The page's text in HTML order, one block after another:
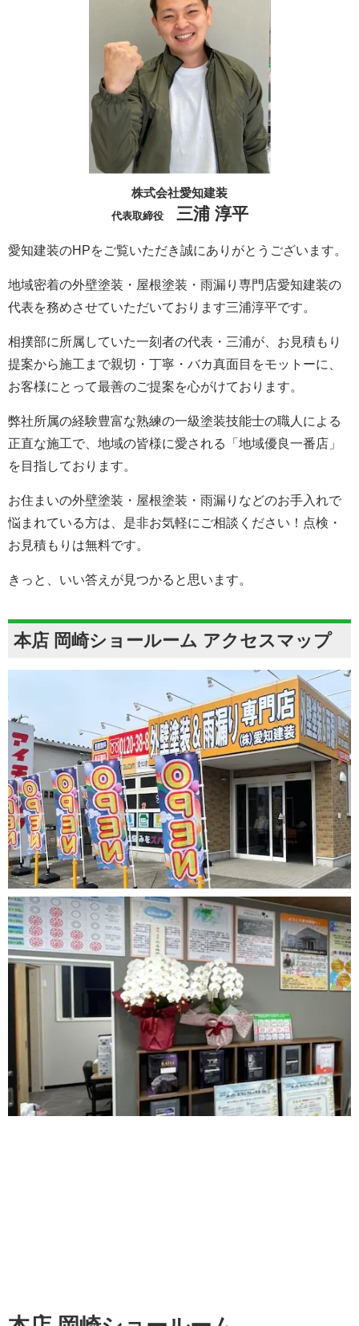
株式会社愛知建装
代表取締役 三浦 淳平
愛知建装のHPをご覧いただき誠にありがとうございます。
地域密着の外壁塗装・屋根塗装・雨漏り専門店愛知建装の
代表を務めさせていただいております三浦淳平です。
相撲部に所属していた一刻者の代表・三浦が、お見積もり
提案から施工まで親切・丁寧・バカ真面目をモットーに、
お客様にとって最善のご提案を心がけております。
弊社所属の経験豊富な熟練の一級塗装技能士の職人による
正直な施工で、地域の皆様に愛される「地域優良一番店」
を目指しております。
お住まいの外壁塗装・屋根塗装・雨漏りなどのお手入れで
悩まれている方は、是非お気軽にご相談ください！点検・
お見積もりは無料です。
きっと、いい答えが見つかると思います。
本店 岡崎ショールーム アクセスマップ